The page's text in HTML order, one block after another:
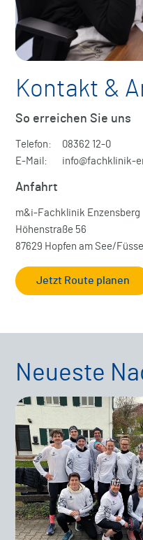
Kontakt &
So erreichen Sie uns
Telefon:
08362 12-0
E-Mail:
info@fachklinik-
Anfahrt
m&i-Fachklinik Enzensberg
Höhenstraße 56
87629 Hopfen am See/
Jetzt Route planen
Neueste